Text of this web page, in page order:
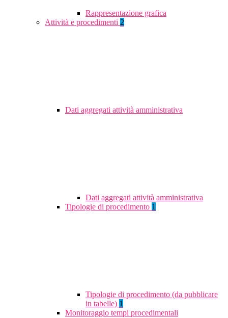
Rappresentazione grafica
Attività e procedimenti 2
Dati aggregati attività amministrativa
Dati aggregati attività amministrativa
Tipologie di procedimento 1
Tipologie di procedimento (da pubblicare
in tabelle) 1
Monitoraggio tempi procedimentali